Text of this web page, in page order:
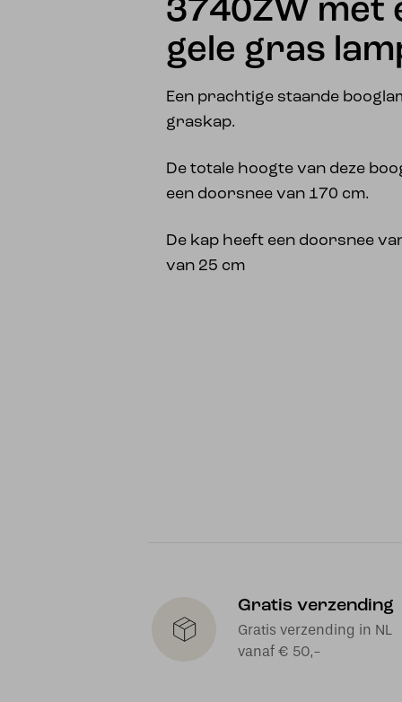
3740ZW met
gele gras
Een prachtige staande
graskap.
De totale hoogte van deze
een doorsnee van 170 cm.
De kap heeft een doorsnee
van 25 cm
Gratis verzending
Gratis verzending in NL
vanaf € 50,-